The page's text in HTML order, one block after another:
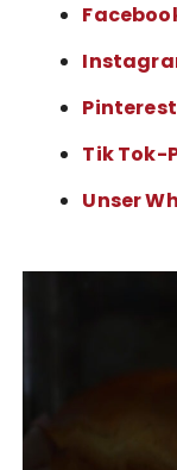
Tik Tok-
Unser